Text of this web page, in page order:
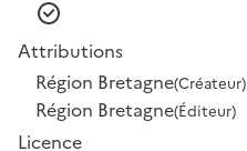
Attributions
Région Bretagne(Créateur)
Région Bretagne(Éditeur)
Licence